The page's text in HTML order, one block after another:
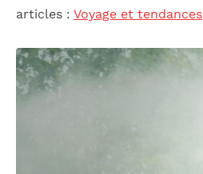
articles : Voyage et tendances